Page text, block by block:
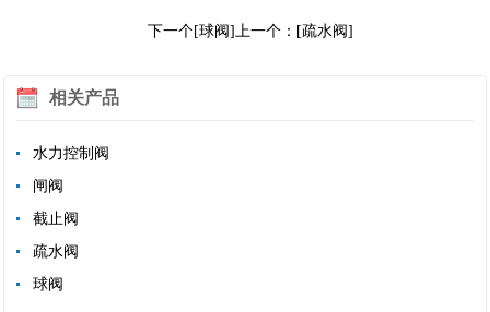
下一个[球阀]上一个：[疏水阀]
相关产品
水力控制阀
闸阀
截止阀
疏水阀
球阀